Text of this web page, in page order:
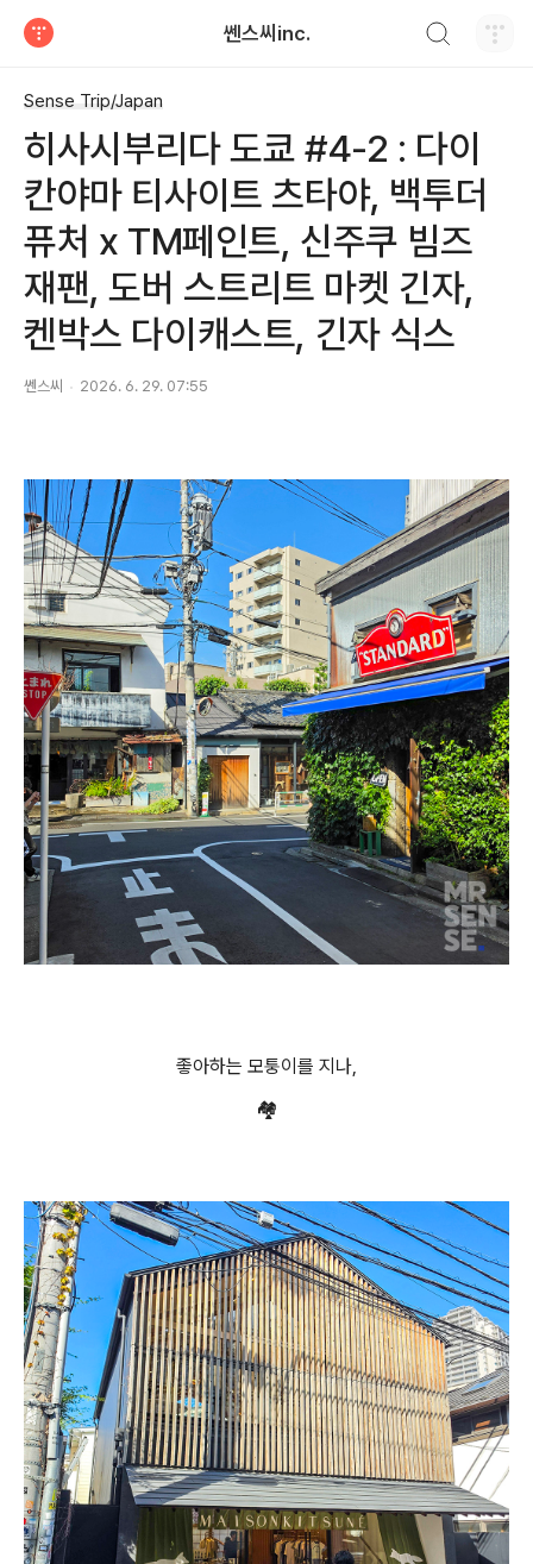
쎈스씨inc.
Sense Trip/Japan
히사시부리다 도쿄 #4-2 : 다이
칸야마 티사이트 츠타야, 백투더
퓨처 x TM페인트, 신주쿠 빔즈
재팬, 도버 스트리트 마켓 긴자,
켄박스 다이캐스트, 긴자 식스
쎈스씨 2026. 6. 29. 07:55
좋아하는 모퉁이를 지나,
🏘️